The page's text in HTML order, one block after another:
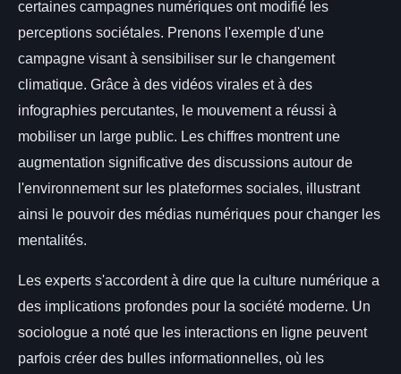
certaines campagnes numériques ont modifié les
perceptions sociétales. Prenons l'exemple d'une
campagne visant à sensibiliser sur le changement
climatique. Grâce à des vidéos virales et à des
infographies percutantes, le mouvement a réussi à
mobiliser un large public. Les chiffres montrent une
augmentation significative des discussions autour de
l'environnement sur les plateformes sociales, illustrant
ainsi le pouvoir des médias numériques pour changer les
mentalités.
Les experts s'accordent à dire que la culture numérique a
des implications profondes pour la société moderne. Un
sociologue a noté que les interactions en ligne peuvent
parfois créer des bulles informationnelles, où les